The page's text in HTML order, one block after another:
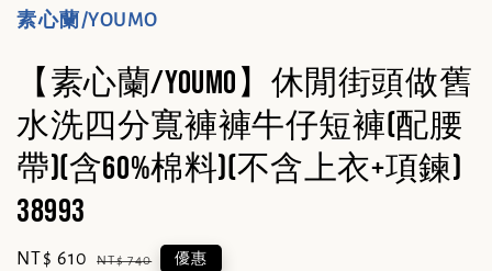
素心蘭/YOUMO
【素心蘭/YOUMO】休閒街頭做舊
水洗四分寬褲褲牛仔短褲(配腰
帶)(含60%棉料)(不含上衣+項鍊)
38993
Sale
NT$ 610 Regular
NT$ 740 優惠